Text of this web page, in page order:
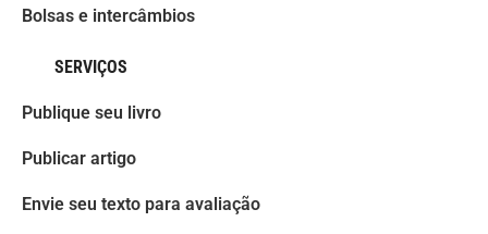
Bolsas e intercâmbios
SERVIÇOS
Publique seu livro
Publicar artigo
Envie seu texto para avaliação